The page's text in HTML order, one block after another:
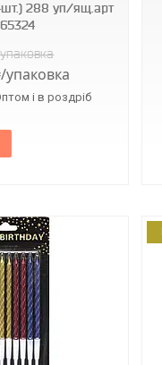
288 уп/ящ.арт
упаковка
і в роздріб